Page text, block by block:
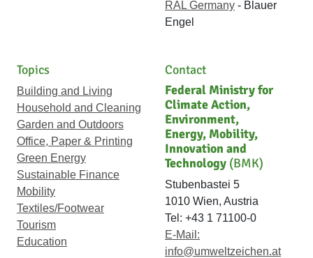
RAL Germany - Blauer
Engel
Topics
Building and Living
Household and Cleaning
Garden and Outdoors
Office, Paper & Printing
Green Energy
Sustainable Finance
Mobility
Textiles/Footwear
Tourism
Education
Contact
Federal Ministry for
Climate Action,
Environment,
Energy, Mobility,
Innovation and
Technology (BMK)
Stubenbastei 5
1010 Wien, Austria
Tel: +43 1 71100-0
E-Mail:
info@umweltzeichen.at